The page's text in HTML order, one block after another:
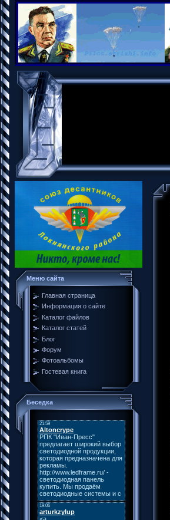
Меню сайта
Главная страница
Информация о сайте
Каталог файлов
Каталог статей
Блог
Форум
Фотоальбомы
Гостевая книга
Беседка